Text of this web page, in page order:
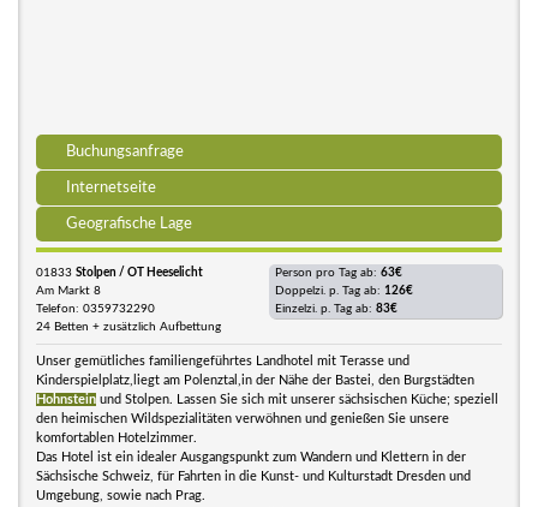
Buchungsanfrage
Internetseite
Geografische Lage
01833 Stolpen / OT Heeselicht
Am Markt 8
Telefon: 0359732290
24 Betten + zusätzlich Aufbettung
Person pro Tag ab: 63€
Doppelzi. p. Tag ab: 126€
Einzelzi. p. Tag ab: 83€
Unser gemütliches familiengeführtes Landhotel mit Terasse und
Kinderspielplatz,liegt am Polenztal,in der Nähe der Bastei, den Burgstädten
Hohnstein und Stolpen. Lassen Sie sich mit unserer sächsischen Küche; speziell
den heimischen Wildspezialitäten verwöhnen und genießen Sie unsere
komfortablen Hotelzimmer.
Das Hotel ist ein idealer Ausgangspunkt zum Wandern und Klettern in der
Sächsische Schweiz, für Fahrten in die Kunst- und Kulturstadt Dresden und
Umgebung, sowie nach Prag.